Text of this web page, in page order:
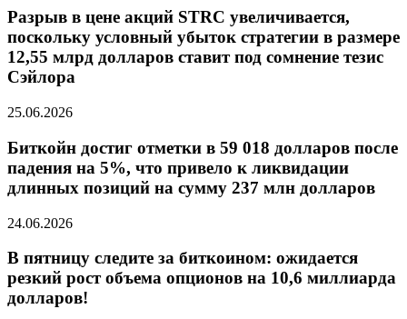
Разрыв в цене акций STRC увеличивается,
поскольку условный убыток стратегии в размере
12,55 млрд долларов ставит под сомнение тезис
Сэйлора
25.06.2026
Биткойн достиг отметки в 59 018 долларов после
падения на 5%, что привело к ликвидации
длинных позиций на сумму 237 млн долларов
24.06.2026
В пятницу следите за биткоином: ожидается
резкий рост объема опционов на 10,6 миллиарда
долларов!